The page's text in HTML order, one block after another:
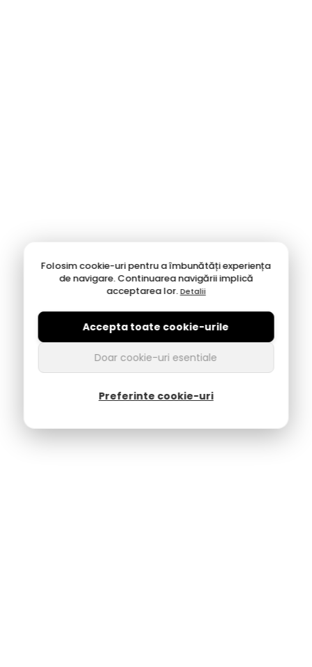
Folosim cookie-uri pentru a îmbunătăți experiența
de navigare. Continuarea navigării implică
acceptarea lor.Detalii
Accepta toate cookie-urile
Doar cookie-uri esentiale
Preferinte cookie-uri